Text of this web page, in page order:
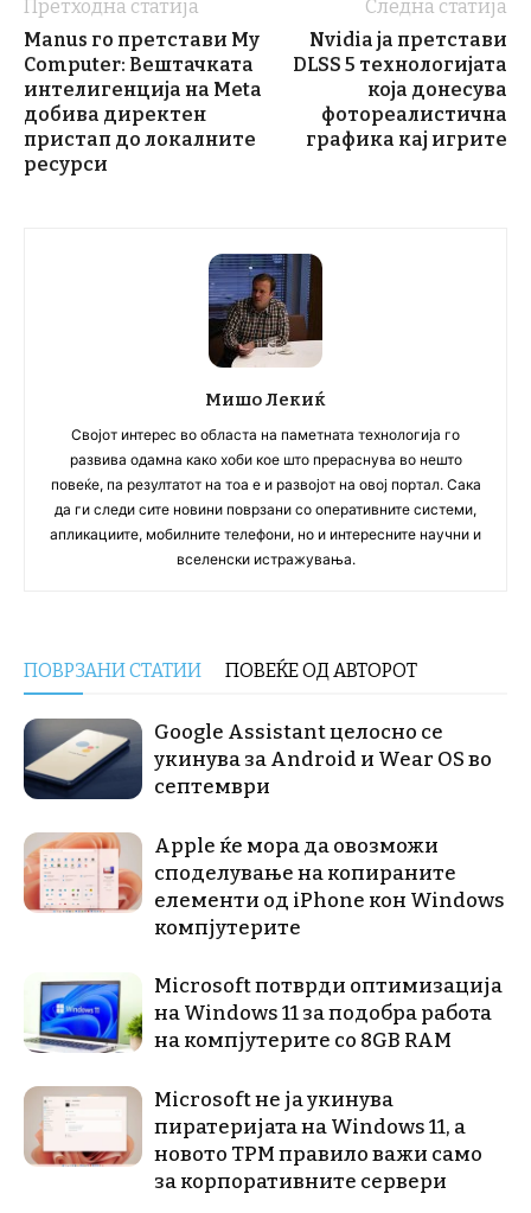
Претходна статија
Manus го претстави My
Computer: Вештачката
интелигенција на Meta
добива директен
пристап до локалните
ресурси
Следна статија
Nvidia ја претстави
DLSS 5 технологијата
која донесува
фотореалистична
графика кај игрите
Мишо Лекиќ
Својот интерес во областа на паметната технологија го
развива одамна како хоби кое што прераснува во нешто
повеќе, па резултатот на тоа е и развојот на овој портал. Сака
да ги следи сите новини поврзани со оперативните системи,
апликациите, мобилните телефони, но и интересните научни и
вселенски истражувања.
ПОВРЗАНИ СТАТИИ ПОВЕЌЕ ОД АВТОРОТ
Google Assistant целосно се
укинува за Android и Wear OS во
септември
Apple ќе мора да овозможи
споделување на копираните
елементи од iPhone кон Windows
компјутерите
Microsoft потврди оптимизација
на Windows 11 за подобра работа
на компјутерите со 8GB RAM
Microsoft не ја укинува
пиратеријата на Windows 11, а
новото TPM правило важи само
за корпоративните сервери